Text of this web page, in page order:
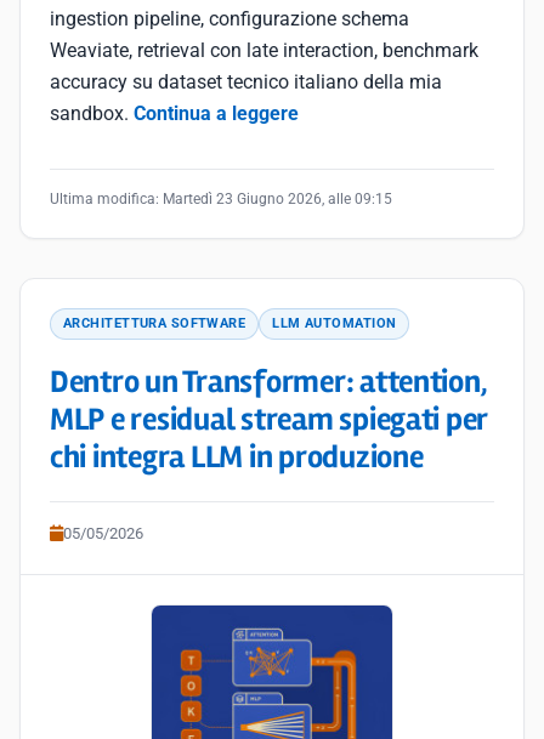
ingestion pipeline, configurazione schema
Weaviate, retrieval con late interaction, benchmark
accuracy su dataset tecnico italiano della mia
sandbox. Continua a leggere
Ultima modifica: Martedì 23 Giugno 2026, alle 09:15
ARCHITETTURA SOFTWARE LLM AUTOMATION
Dentro un Transformer: attention,
MLP e residual stream spiegati per
chi integra LLM in produzione
05/05/2026